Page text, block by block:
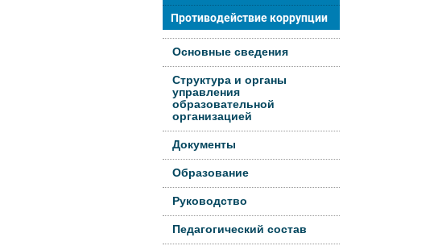
Противодействие коррупции
Основные сведения
Структура и органы
управления
образовательной
организацией
Документы
Образование
Руководство
Педагогический состав